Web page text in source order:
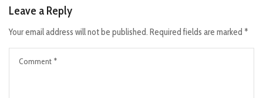
Leave a Reply
Your email address will not be published. Required fields are marked *